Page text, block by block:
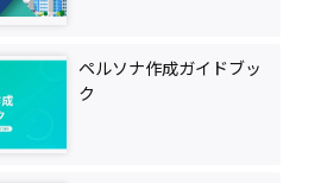
ペルソナ作成ガイドブッ
ク